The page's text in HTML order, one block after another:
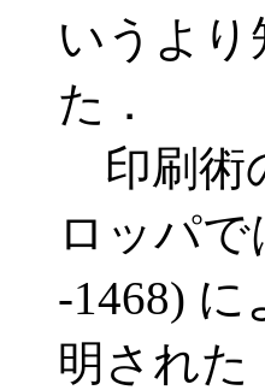
いうよ
た．
印刷術
ロッパで
-1468)
明された